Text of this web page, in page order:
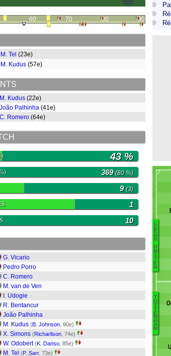
60 70 80 90
M. Tel (23e)
M. Kudus (57e)
M. Kudus (22e)
João Palhinha (41e)
C. Romero (64e)
43 %
369(80 %)
9(3)
1
10
G. Vicario
Pedro Porro
C. Romero
M. van de Ven
I. Udogie
R. Bentancur
João Palhinha
M. Kudus (B. Johnson , 90e)
X. Simons (Richarlison , 74e)
W. Odobert (K. Danso , 85e)
M. Tel (P. Sarr, 73e)
L
E
E
D
S
U
N
I
T
E
D
O
T
T
E
N
H
A
M